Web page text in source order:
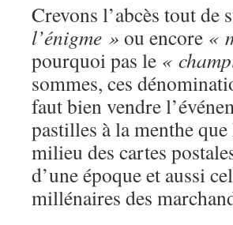
Crevons l’abcès tout de
l’énigme » ou encore «
pourquoi pas le «
sommes, ces
faut bien vendre
pastilles à la menthe
milieu des cartes
d’une époque et aussi
millénaires des